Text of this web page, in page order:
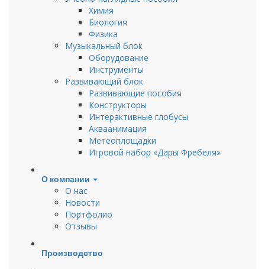
Химия
Биология
Физика
Музыкальный блок
Оборудование
Инструменты
Развивающий блок
Развивающие пособия
Конструкторы
Интерактивные глобусы
Акваанимация
Метеоплощадки
Игровой набор «Дары Фребеля»
О компании
О нас
Новости
Портфолио
Отзывы
Производство